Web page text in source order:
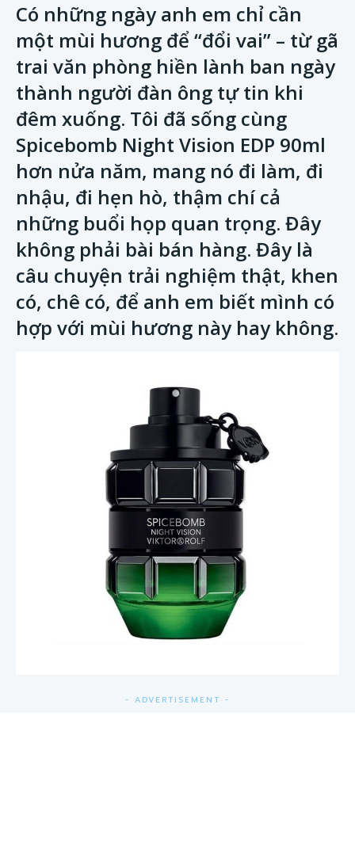
Có những ngày anh em chỉ cần
một mùi hương để “đổi vai” – từ gã
trai văn phòng hiền lành ban ngày
thành người đàn ông tự tin khi
đêm xuống. Tôi đã sống cùng
Spicebomb Night Vision EDP 90ml
hơn nửa năm, mang nó đi làm, đi
nhậu, đi hẹn hò, thậm chí cả
những buổi họp quan trọng. Đây
không phải bài bán hàng. Đây là
câu chuyện trải nghiệm thật, khen
có, chê có, để anh em biết mình có
hợp với mùi hương này hay không.
- ADVERTISEMENT -